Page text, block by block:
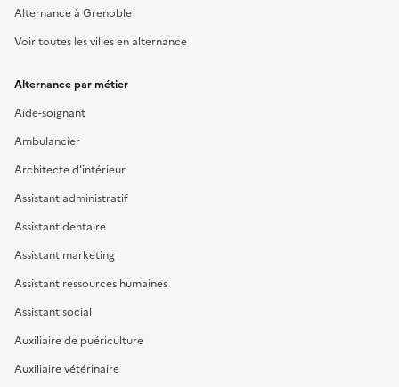
Alternance à Grenoble
Voir toutes les villes en alternance
Alternance par métier
Aide-soignant
Ambulancier
Architecte d'intérieur
Assistant administratif
Assistant dentaire
Assistant marketing
Assistant ressources humaines
Assistant social
Auxiliaire de puériculture
Auxiliaire vétérinaire